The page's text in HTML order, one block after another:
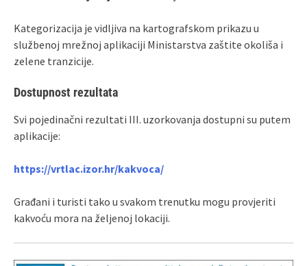
Kategorizacija je vidljiva na kartografskom prikazu u
službenoj mrežnoj aplikaciji Ministarstva zaštite okoliša i
zelene tranzicije.
Dostupnost rezultata
Svi pojedinačni rezultati III. uzorkovanja dostupni su putem
aplikacije:
https://vrtlac.izor.hr/kakvoca/
Građani i turisti tako u svakom trenutku mogu provjeriti
kakvoću mora na željenoj lokaciji.